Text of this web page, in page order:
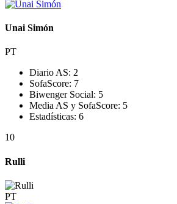
Unai Simón
PT
Diario AS: 2
SofaScore: 7
Biwenger Social: 5
Media AS y SofaScore: 5
Estadísticas: 6
10
Rulli
PT